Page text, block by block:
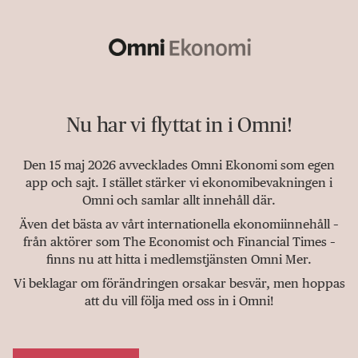
Nu har vi flyttat in i Omni!
Den 15 maj 2026 avvecklades Omni Ekonomi som egen
app och sajt. I stället stärker vi ekonomibevakningen i
Omni och samlar allt innehåll där.
Även det bästa av vårt internationella ekonomiinnehåll –
från aktörer som The Economist och Financial Times –
finns nu att hitta i medlemstjänsten Omni Mer.
Vi beklagar om förändringen orsakar besvär, men hoppas
att du vill följa med oss in i Omni!